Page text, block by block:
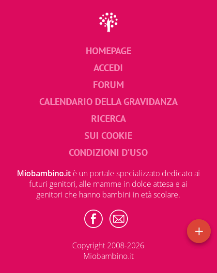
HOMEPAGE
ACCEDI
FORUM
CALENDARIO DELLA GRAVIDANZA
RICERCA
SUI COOKIE
CONDIZIONI D'USO
Miobambino.itè un portale specializzato dedicato ai
futuri genitori, alle mamme in dolce attesa e ai
genitori che hanno bambini in età scolare.
Copyright 2008-2026
Miobambino.it